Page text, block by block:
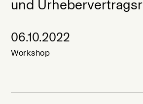
und
06.10.2022
Workshop